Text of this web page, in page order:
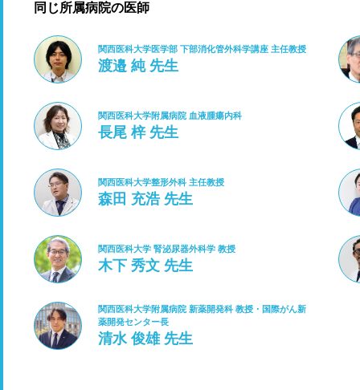
同じ所属病院の医師
関西医科大学医学部 下部消化管外科学講座 主任教授
渡邉 純 先生
関西医科大学附属病院 血液腫瘍内科
長尾 梓 先生
関西医科大学整形外科 主任教授
森田 充浩 先生
関西医科大学 腎泌尿器外科学 教授
木下 秀文 先生
関西医科大学附属病院 新薬開発科 教授・国際がん新
薬開発センター長
清水 俊雄 先生